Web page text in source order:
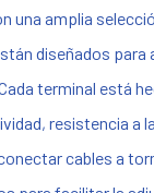
una amplia
diseñados para
terminal está
resistencia a
cables a